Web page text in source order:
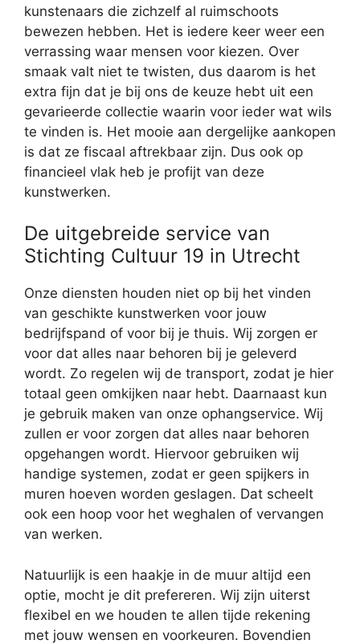
kunstenaars die zichzelf al ruimschoots
bewezen hebben. Het is iedere keer weer een
verrassing waar mensen voor kiezen. Over
smaak valt niet te twisten, dus daarom is het
extra fijn dat je bij ons de keuze hebt uit een
gevarieerde collectie waarin voor ieder wat wils
te vinden is. Het mooie aan dergelijke aankopen
is dat ze fiscaal aftrekbaar zijn. Dus ook op
financieel vlak heb je profijt van deze
kunstwerken.
De uitgebreide service van
Stichting Cultuur 19 in Utrecht
Onze diensten houden niet op bij het vinden
van geschikte kunstwerken voor jouw
bedrijfspand of voor bij je thuis. Wij zorgen er
voor dat alles naar behoren bij je geleverd
wordt. Zo regelen wij de transport, zodat je hier
totaal geen omkijken naar hebt. Daarnaast kun
je gebruik maken van onze ophangservice. Wij
zullen er voor zorgen dat alles naar behoren
opgehangen wordt. Hiervoor gebruiken wij
handige systemen, zodat er geen spijkers in
muren hoeven worden geslagen. Dat scheelt
ook een hoop voor het weghalen of vervangen
van werken.
Natuurlijk is een haakje in de muur altijd een
optie, mocht je dit prefereren. Wij zijn uiterst
flexibel en we houden te allen tijde rekening
met jouw wensen en voorkeuren. Bovendien